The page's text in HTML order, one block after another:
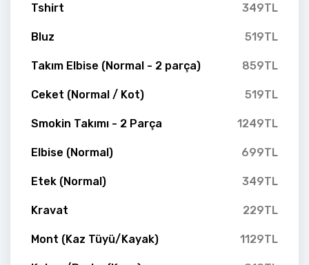
Tshirt 349TL
Bluz 519TL
Takım Elbise (Normal - 2 parça) 859TL
Ceket (Normal / Kot) 519TL
Smokin Takımı - 2 Parça 1249TL
Elbise (Normal) 699TL
Etek (Normal) 349TL
Kravat 229TL
Mont (Kaz Tüyü/Kayak) 1129TL